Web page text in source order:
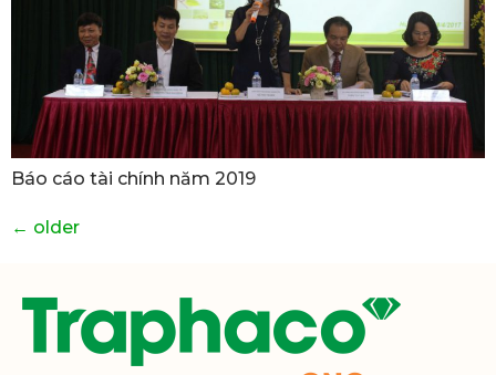
Báo cáo tài chính năm 2019
← older